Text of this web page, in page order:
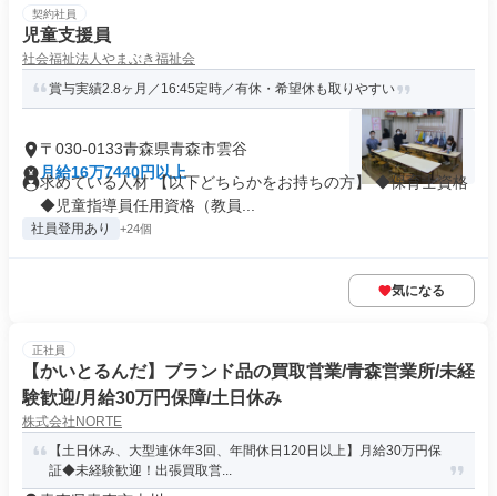
契約社員
児童支援員
社会福祉法人やまぶき福祉会
賞与実績2.8ヶ月／16:45定時／有休・希望休も取りやすい
〒030-0133青森県青森市雲谷
月給16万7440円以上
求めている人材 【以下どちらかをお持ちの方】 ◆保育士資格
◆児童指導員任用資格（教員...
社員登用あり +24個
気になる
正社員
【かいとるんだ】ブランド品の買取営業/青森営業所/未経
験歓迎/月給30万円保障/土日休み
株式会社NORTE
【土日休み、大型連休年3回、年間休日120日以上】月給30万円保
証◆未経験歓迎！出張買取営...